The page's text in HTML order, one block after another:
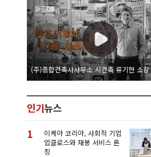
(주)종합건축사사무소 시건축 류기현 소장
인기뉴스
1
이케아 코리아, 사회적 기업
업클로스와 재봉 서비스 론
칭